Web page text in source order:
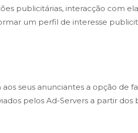
publicitárias, interacção com
um perfil de interesse
seus anunciantes a opção de
pelos Ad-Servers a partir dos